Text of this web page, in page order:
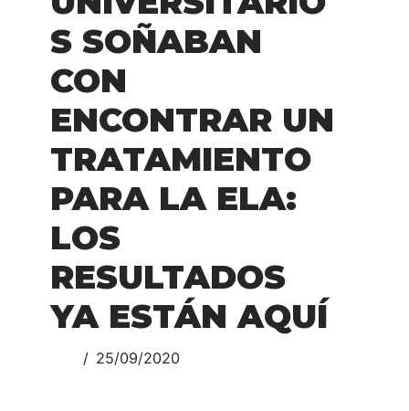
S SOÑABAN
CON
ENCONTRAR UN
TRATAMIENTO
PARA LA ELA:
LOS
RESULTADOS
YA ESTÁN AQUÍ
25/09/2020